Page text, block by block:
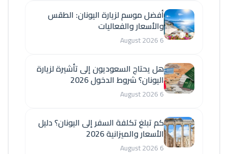
أفضل موسم لزيارة اليونان: الطقس
والأسعار والفعاليات
6 August 2026
هل يحتاج السعوديون إلى تأشيرة لزيارة
اليونان؟ شروط الدخول 2026
6 August 2026
كم تبلغ تكلفة السفر إلى اليونان؟ دليل
الأسعار والميزانية 2026
6 August 2026